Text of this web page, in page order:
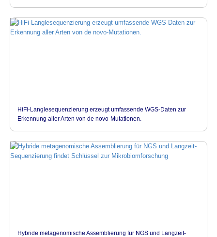
HiFi-Langlesequenzierung erzeugt umfassende WGS-Daten zur
Erkennung aller Arten von de novo-Mutationen.
Hybride metagenomische Assemblierung für NGS und Langzeit-